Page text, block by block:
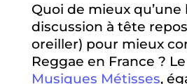
Quoi de mieux qu’une
discussion à tête
oreiller) pour mieux
Reggae en France ?
Musiques Métisses,